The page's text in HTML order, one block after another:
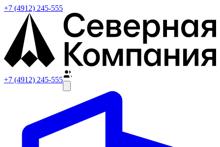
+7 (4912) 245-555
+7 (4912) 245-555